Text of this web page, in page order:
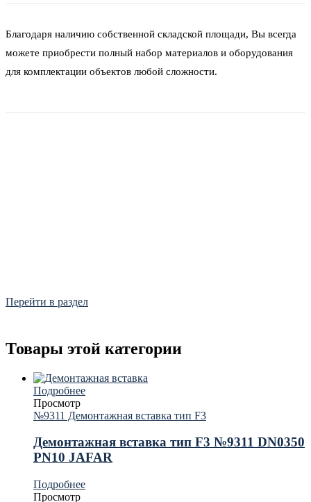
Благодаря наличию собственной складской площади, Вы всегда
можете приобрести полный набор материалов и оборудования
для комплектации объектов любой сложности.
Перейти в раздел
Товары этой категории
Подробнее
Просмотр
№9311 Демонтажная вставка тип F3
Демонтажная вставка тип F3 №9311 DN0350
PN10 JAFAR
Подробнее
Просмотр